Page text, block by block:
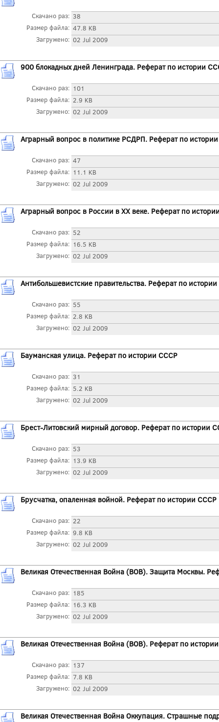
Скачано раз: 38
Размер файла: 47.8 KB
Загружено: 02 Jul 2009
900 блокадных дней Ленинграда. Реферат по истории
Скачано раз: 101
Размер файла: 2.9 KB
Загружено: 02 Jul 2009
Аграрный вопрос в политике РСДРП. Реферат по
Скачано раз: 47
Размер файла: 11.1 KB
Загружено: 02 Jul 2009
Аграрный вопрос в России в XX веке. Реферат по
Скачано раз: 52
Размер файла: 16.5 KB
Загружено: 02 Jul 2009
Антибольшевистские правительства. Реферат по
Скачано раз: 55
Размер файла: 2.8 KB
Загружено: 02 Jul 2009
Бауманская улица. Реферат по истории СССР
Скачано раз: 31
Размер файла: 5.2 KB
Загружено: 02 Jul 2009
Брест-Литовский мирный договор. Реферат по истории
Скачано раз: 53
Размер файла: 13.9 KB
Загружено: 02 Jul 2009
Брусчатка, опаленная войной. Реферат по истории СССР
Скачано раз: 22
Размер файла: 9.8 KB
Загружено: 02 Jul 2009
Великая Отечественная Война (ВОВ). Защита Москвы.
Скачано раз: 185
Размер файла: 16.3 KB
Загружено: 02 Jul 2009
Великая Отечественная Война (ВОВ). Реферат по
Скачано раз: 137
Размер файла: 7.8 KB
Загружено: 02 Jul 2009
Великая Отечественная Война Оккупация. Страшные